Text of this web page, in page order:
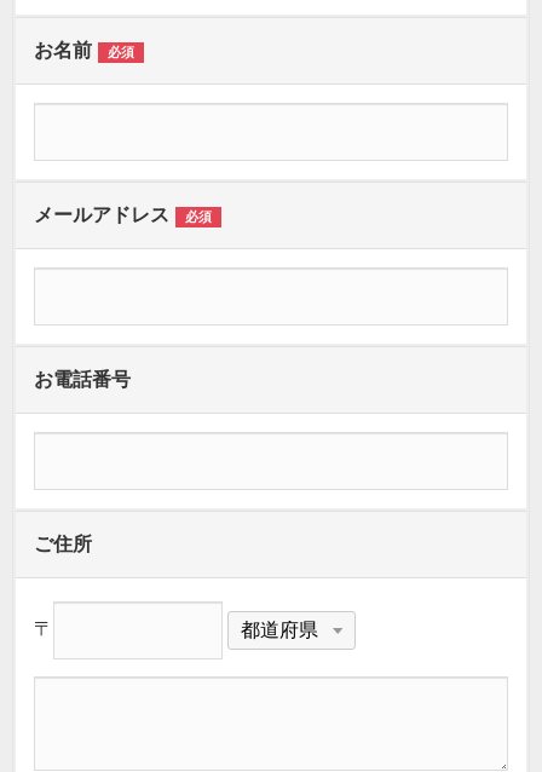
お名前 必須
メールアドレス 必須
お電話番号
ご住所
〒